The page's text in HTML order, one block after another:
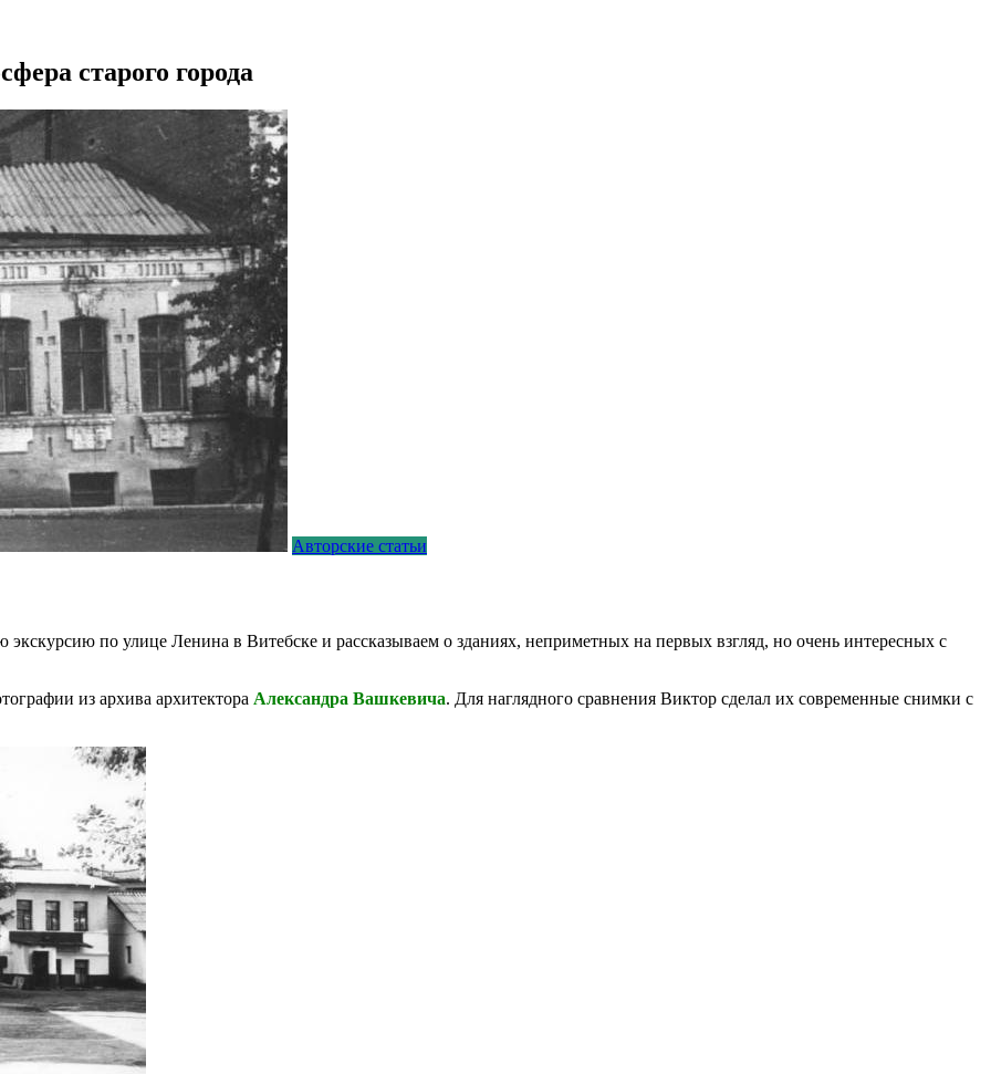
старого города
Авторские статьи
по улице Ленина в Витебске и рассказываем о зданиях, неприметных на первых взгляд, но очень интересных с
из архива архитектора Александра Вашкевича. Для наглядного сравнения Виктор сделал их современные снимки с